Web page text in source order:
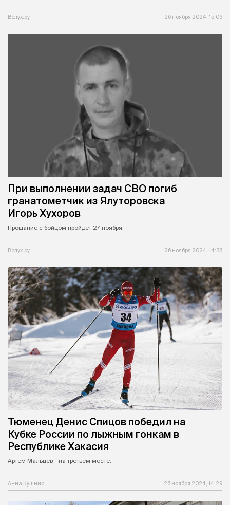
Вслух.ру 26 ноября 2024, 15:06
При выполнении задач СВО погиб
гранатометчик из Ялуторовска
Игорь Хухоров
Прощание с бойцом пройдет 27 ноября.
Вслух.ру 26 ноября 2024, 14:36
Тюменец Денис Спицов победил на
Кубке России по лыжным гонкам в
Республике Хакасия
Артем Мальцев - на третьем месте.
Анна Кушнир 26 ноября 2024, 14:29